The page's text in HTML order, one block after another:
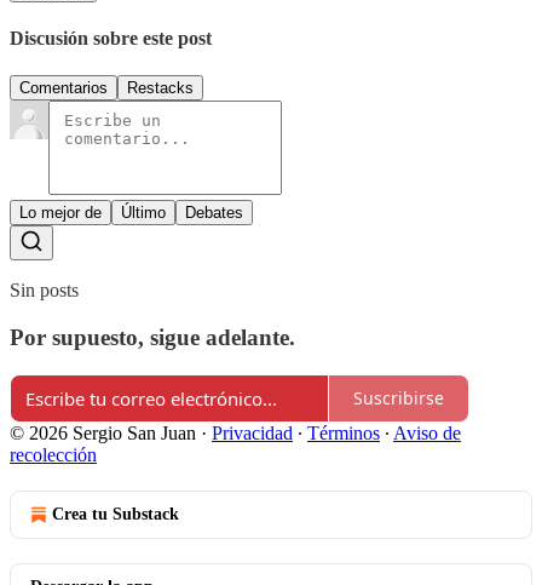
Discusión sobre este post
Comentarios Restacks
Lo mejor de Último Debates
Sin posts
Por supuesto, sigue adelante.
Suscribirse
© 2026 Sergio San Juan · Privacidad ∙ Términos ∙ Aviso de
recolección
Crea tu Substack